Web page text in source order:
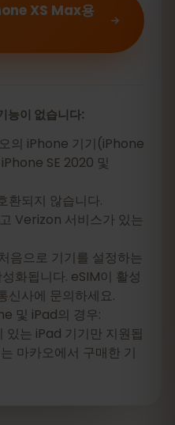
XS Max용
이 없습니다:
의 iPhone 기기(iPhone
SE 2020 및
되지 않습니다.
Verizon 서비스가 있는
음으로 기기를 설정하는
화됩니다. eSIM이 활성
신사에 문의하세요.
및 iPad의 경우:
는 iPad 기기만 지원됩
마카오에서 구매한 기